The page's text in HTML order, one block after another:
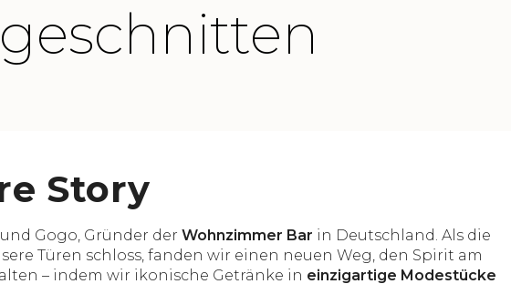
Story
Gogo, Gründer der Wohnzimmer Bar in Deutschland. Als die
Türen schloss, fanden wir einen neuen Weg, den Spirit am
– indem wir ikonische Getränke in einzigartige Modestücke